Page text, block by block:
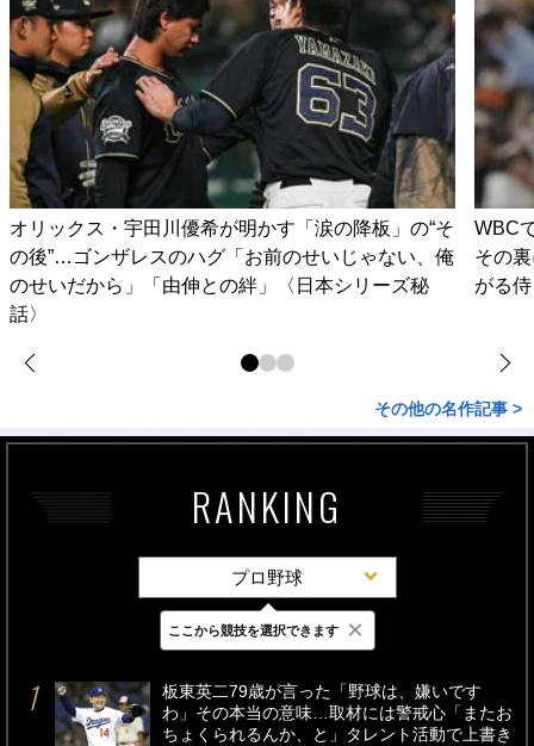
オリックス・宇田川優希が明かす「涙の降板」の“そ
の後”…ゴンザレスのハグ「お前のせいじゃない、俺
のせいだから」「由伸との絆」〈日本シリーズ秘
話〉
WBC
その
がる
その他の名作記事 >
RANKING
プロ野球
最新 24時間 週間
板東英二79歳が言った「野球は、嫌いです
わ」その本当の意味…取材には警戒心「またお
ちょくられるんか、と」タレント活動で上書き
ここから競技を選択できます ×